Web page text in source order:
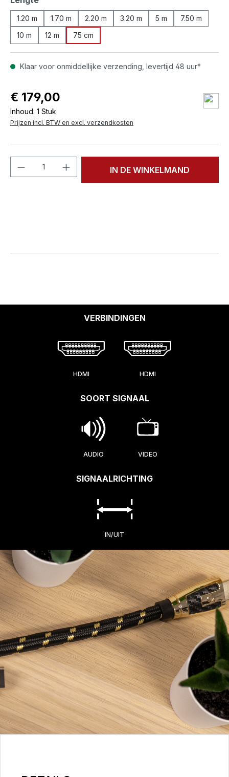
1.20 m 1.70 m 2.20 m 3.20 m 5 m
7.50 m
10 m
12 m 75 cm
Klaar voor onmiddellijke verzending, levertijd 48 uur*
€ 179,00
Inhoud: 1 Stuk
Prijzen incl. BTW en excl. verzendkosten
Producthoeveelheid: Voer de
IN DE WINKELMAND
VERBINDINGEN
HDMI HDMI
SOORT SIGNAAL
AUDIO VIDEO
SIGNAALRICHTING
IN/UIT